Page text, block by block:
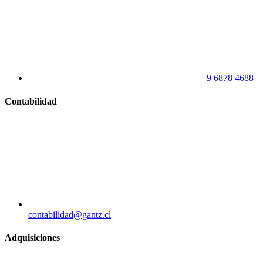
9 6878 4688
Contabilidad
contabilidad@gantz.cl
Adquisiciones